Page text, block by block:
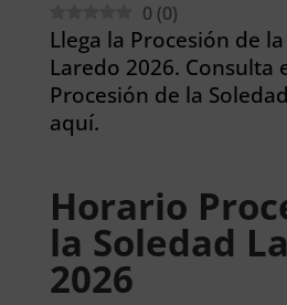
0 (0)
Llega la Procesión de
Laredo 2026. Consulta
Procesión de la
aquí.
Horario
la Soledad
2026